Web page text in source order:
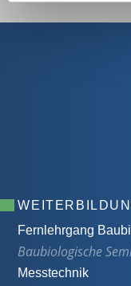
Fernlehrgang
Baubiologische
Messtechnik